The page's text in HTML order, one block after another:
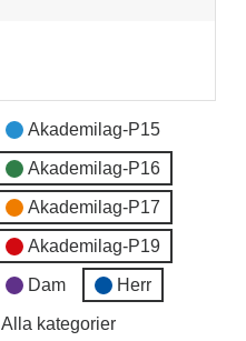
Akademilag-P15
Akademilag-P16
Akademilag-P17
Akademilag-P19
Dam Herr
Alla kategorier